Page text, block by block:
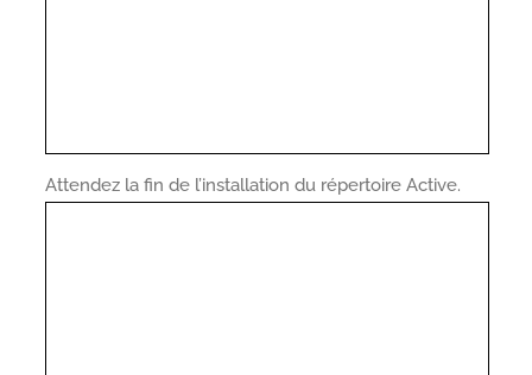
Attendez la fin de l’installation du répertoire Active.